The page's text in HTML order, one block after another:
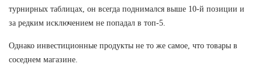
турнирных таблицах, он всегда поднимался выше 10-й позиции и
за редким исключением не попадал в топ-5.
Однако инвестиционные продукты не то же самое, что товары в
соседнем магазине.